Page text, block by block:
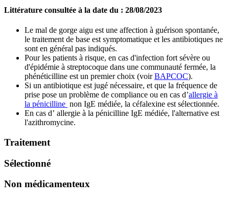
Littérature consultée à la date du : 28/08/2023
Le mal de gorge aigu est une affection à guérison spontanée,
le traitement de base est symptomatique et les antibiotiques ne
sont en général pas indiqués.
Pour les patients à risque, en cas d'infection fort sévère ou
d'épidémie à streptocoque dans une communauté fermée, la
phénéticilline est un premier choix (voirBAPCOC).
Si un antibiotique est jugé nécessaire, et que la fréquence de
prise pose un problème de compliance ou en cas d’allergie à
la pénicilline non IgE médiée, la céfalexine est sélectionnée.
En cas d’ allergie à la pénicilline IgE médiée, l'alternative est
l'azithromycine.
Traitement
Sélectionné
Non médicamenteux